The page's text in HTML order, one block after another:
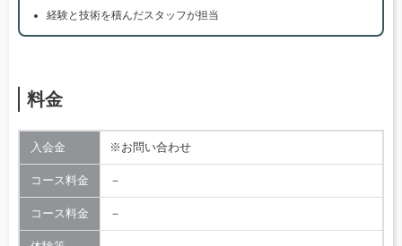
経験と技術を積んだスタッフが担当
料金
入会金 ※お問い合わせ
コース料金 －
コース料金 －